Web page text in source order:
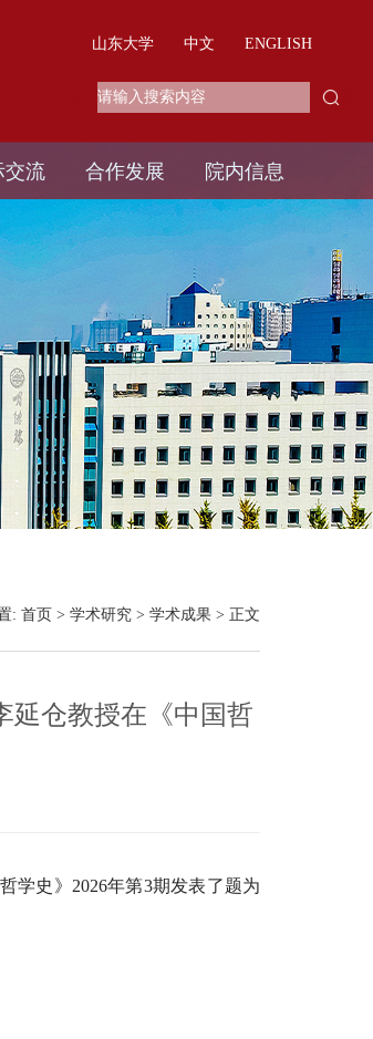
山东大学 中文 ENGLISH
交流 合作发展 院内信息
: 首页 > 学术研究 > 学术成果 > 正文
延仓教授在《中国哲
学史》2026年第3期发表了题为